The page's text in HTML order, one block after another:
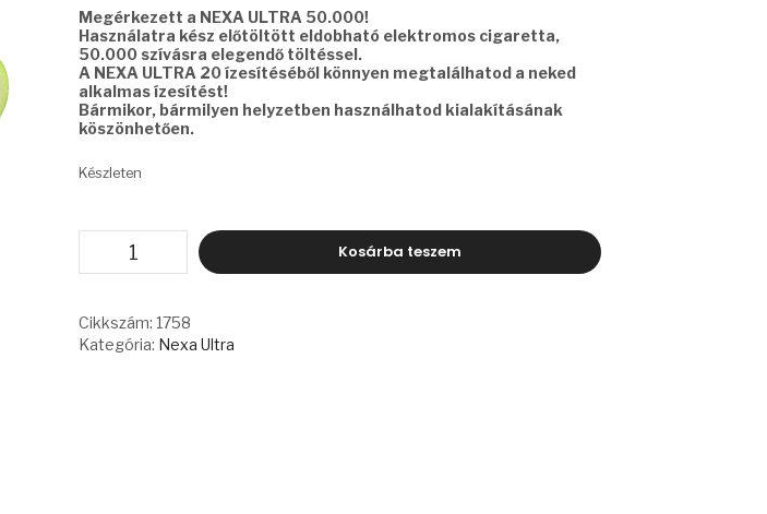
Megérkezett a NEXA ULTRA 50.000!
Használatra kész előtöltött eldobható elektromos cigaretta,
50.000 szívásra elegendő töltéssel.
A NEXA ULTRA 20 ízesítéséből könnyen megtalálhatod a neked
alkalmas ízesítést!
Bármikor, bármilyen helyzetben használhatod kialakításának
köszönhetően.
Készleten
-
APPLE
ICE
mennyiség
Kosárba teszem
Cikkszám:1758
Kategória: Nexa Ultra